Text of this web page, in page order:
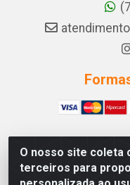
O nosso site coleta
terceiros para
A PINA DOS
233, 27 - ZONA